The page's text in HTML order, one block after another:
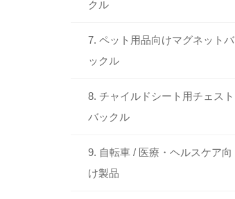
クル
7. ペット用品向けマグネットバ
ックル
8. チャイルドシート用チェスト
バックル
9. 自転車 / 医療・ヘルスケア向
け製品